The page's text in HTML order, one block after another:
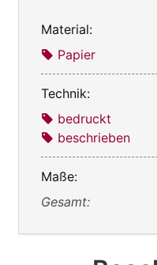
Material:
Papier
Technik:
bedruckt
beschrieben
Maße:
Gesamt: